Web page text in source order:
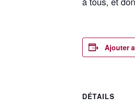
Ajouter
DÉTAILS